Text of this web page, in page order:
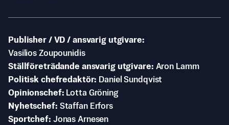
Publisher / VD / ansvarig utgivare
Vasilios Zoupounidis
Ställföreträdande ansvarig utgivare Aron Lamm
Politisk chefredaktör
Daniel Sundqvist
Opinionschef
Lotta Gröning
Nyhetschef Staffan Erfors
Sportchef Jonas Arnesen